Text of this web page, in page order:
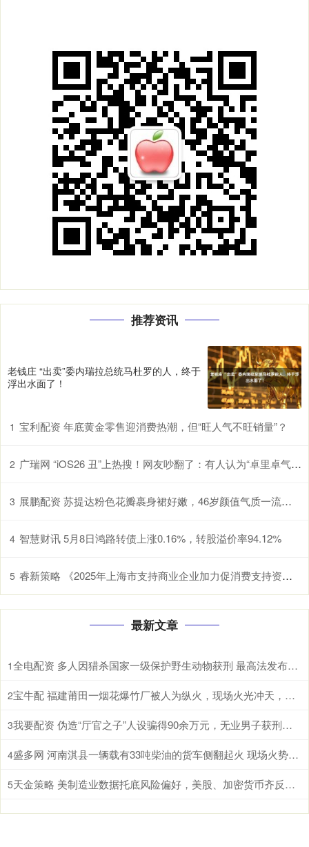
推荐资讯
老钱庄 “出卖”委内瑞拉总统马杜罗的人，终于
浮出水面了！
1 宝利配资 年底黄金零售迎消费热潮，但“旺人气不旺销量”？
2 广瑞网 “iOS26 丑”上热搜！网友吵翻了：有人认为“卓里卓气” 有人说“立体照片”好玩！
3 展鹏配资 苏提达粉色花瓣裹身裙好嫩，46岁颜值气质一流，秒杀泰王90后宠妃
4 智慧财讯 5月8日鸿路转债上涨0.16%，转股溢价率94.12%
5 睿新策略 《2025年上海市支持商业企业加力促消费支持资金（服务消费场景创建项目）申报指南》发布
最新文章
1 全电配资 多人因猎杀国家一级保护野生动物获刑 最高法发布一批典型案例
2 宝牛配 福建莆田一烟花爆竹厂被人为纵火，现场火光冲天，居民称听到多声巨响
3 我要配资 伪造“厅官之子”人设骗得90余万元，无业男子获刑十年六个月
4 盛多网 河南淇县一辆载有33吨柴油的货车侧翻起火 现场火势汹汹冒出大量浓烟
5 天金策略 美制造业数据托底风险偏好，美股、加密货币齐反弹、美元续涨，金银企稳，原油重挫